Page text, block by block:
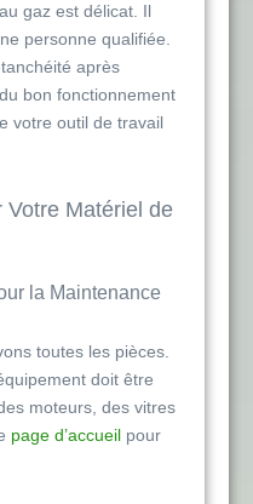
gaz est délicat. Il
personne qualifiée.
après
bon fonctionnement
votre outil de travail
Votre Matériel de
la Maintenance
toutes les pièces.
doit être
moteurs, des vitres
page d’accueil pour